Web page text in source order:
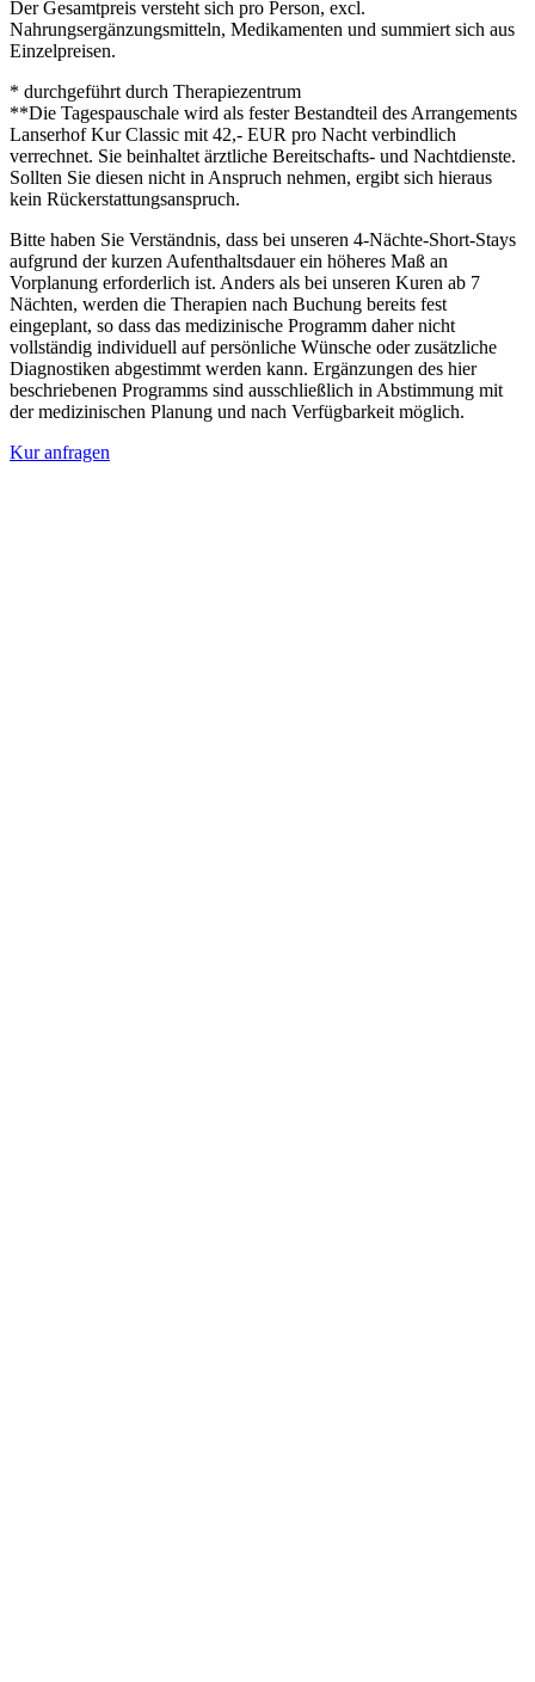
Der Gesamtpreis versteht sich pro Person, excl.
Nahrungsergänzungsmitteln, Medikamenten und summiert sich aus
Einzelpreisen.
* durchgeführt durch Therapiezentrum
**Die Tagespauschale wird als fester Bestandteil des Arrangements
Lanserhof Kur Classic mit 42,- EUR pro Nacht verbindlich
verrechnet. Sie beinhaltet ärztliche Bereitschafts- und Nachtdienste.
Sollten Sie diesen nicht in Anspruch nehmen, ergibt sich hieraus
kein Rückerstattungsanspruch.
Bitte haben Sie Verständnis, dass bei unseren 4-Nächte-Short-Stays
aufgrund der kurzen Aufenthaltsdauer ein höheres Maß an
Vorplanung erforderlich ist. Anders als bei unseren Kuren ab 7
Nächten, werden die Therapien nach Buchung bereits fest
eingeplant, so dass das medizinische Programm daher nicht
vollständig individuell auf persönliche Wünsche oder zusätzliche
Diagnostiken abgestimmt werden kann. Ergänzungen des hier
beschriebenen Programms sind ausschließlich in Abstimmung mit
der medizinischen Planung und nach Verfügbarkeit möglich.
Kur anfragen